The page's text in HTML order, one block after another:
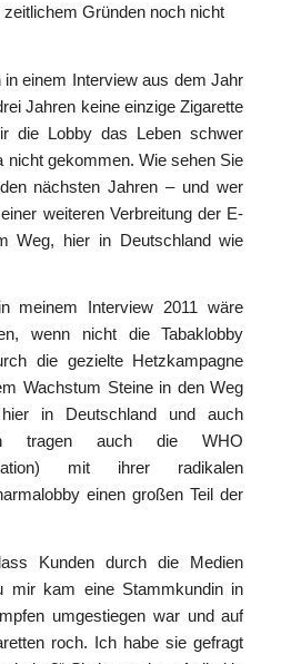
Gründen noch nicht
in einem Interview aus dem Jahr
Jahren keine einzige Zigarette
die Lobby das Leben schwer
nicht gekommen. Wie sehen Sie
nächsten Jahren – und wer
weiteren Verbreitung der E-
Weg, hier in Deutschland wie
meinem Interview 2011 wäre
wenn nicht die Tabaklobby
die gezielte Hetzkampagne
Wachstum Steine in den Weg
in Deutschland und auch
tragen auch die WHO
mit ihrer radikalen
einen großen Teil der
Kunden durch die Medien
mir kam eine Stammkundin in
umgestiegen war und auf
roch. Ich habe sie gefragt